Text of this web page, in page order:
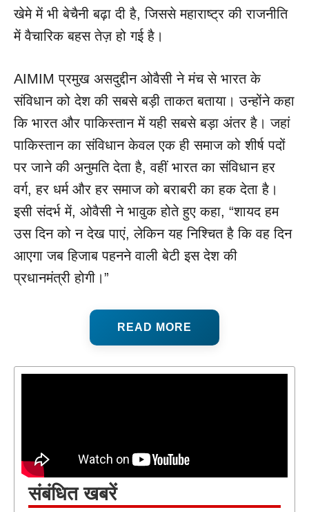
खेमे में भी बेचैनी बढ़ा दी है, जिससे महाराष्ट्र की राजनीति
में वैचारिक बहस तेज़ हो गई है।
AIMIM प्रमुख असदुद्दीन ओवैसी ने मंच से भारत के
संविधान को देश की सबसे बड़ी ताकत बताया। उन्होंने कहा
कि भारत और पाकिस्तान में यही सबसे बड़ा अंतर है। जहां
पाकिस्तान का संविधान केवल एक ही समाज को शीर्ष पदों
पर जाने की अनुमति देता है, वहीं भारत का संविधान हर
वर्ग, हर धर्म और हर समाज को बराबरी का हक देता है।
इसी संदर्भ में, ओवैसी ने भावुक होते हुए कहा, “शायद हम
उस दिन को न देख पाएं, लेकिन यह निश्चित है कि वह दिन
आएगा जब हिजाब पहनने वाली बेटी इस देश की
प्रधानमंत्री होगी।”
READ MORE
संबंधित खबरें